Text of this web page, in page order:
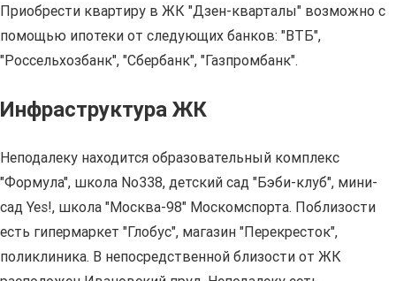
Приобрести квартиру в ЖК "Дзен-кварталы" возможно с
помощью ипотеки от следующих банков: "ВТБ",
"Россельхозбанк", "Сбербанк", "Газпромбанк".
Инфраструктура ЖК
Неподалеку находится образовательный комплекс
"Формула", школа No338, детский сад "Бэби-клуб", мини-
сад Yes!, школа "Москва-98" Москомспорта. Поблизости
есть гипермаркет "Глобус", магазин "Перекресток",
поликлиника. В непосредственной близости от ЖК